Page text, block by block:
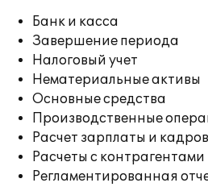
Банк и касса
Завершение периода
Налоговый учет
Нематериальные активы
Основные средства
Производственные
Расчет зарплаты и
Расчеты с контрагентами
Регламентированная